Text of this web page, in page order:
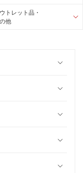
トレット品・
他